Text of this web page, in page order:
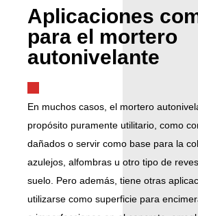
Aplicaciones
para el mortero
autonivelante
En muchos casos, el mortero
propósito puramente utilitario, como
dañados o servir como base para la
azulejos, alfombras u otro tipo de
suelo. Pero además, tiene otras
utilizarse como superficie para